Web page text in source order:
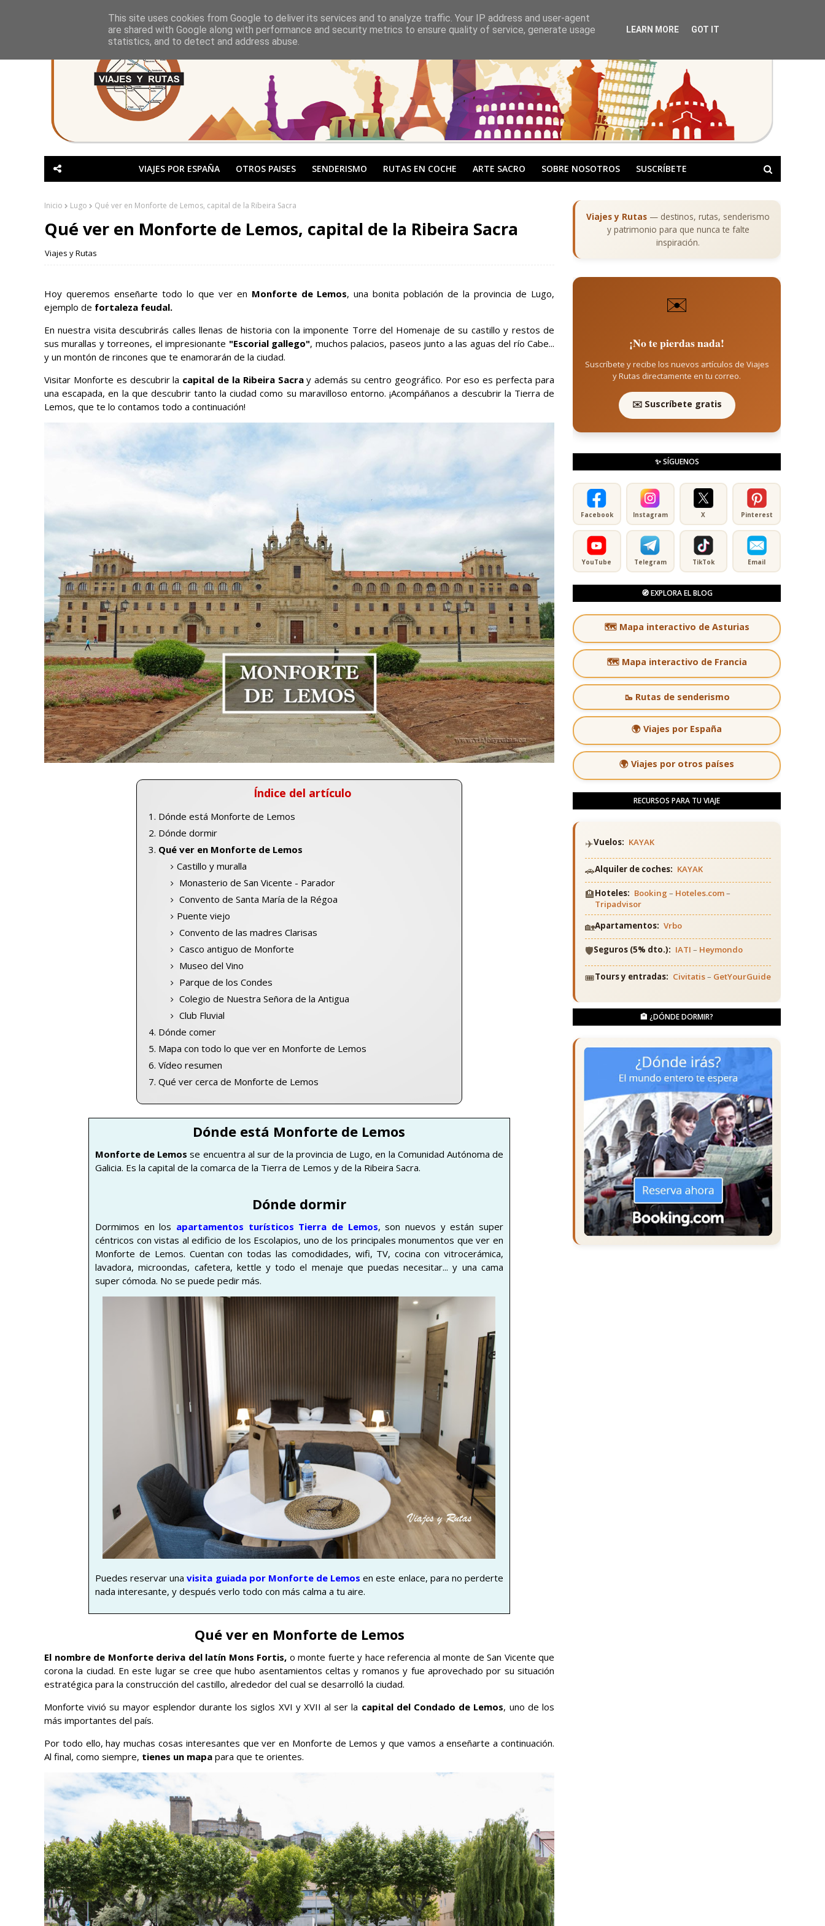
VIAJES POR ESPAÑA OTROS PAISES SENDERISMO RUTAS EN COCHE ARTE SACRO SOBRE NOSOTROS SUSCRÍBETE
Inicio Lugo Qué ver en Monforte de Lemos, capital de la Ribeira Sacra
Qué ver en Monforte de Lemos, capital de la Ribeira Sacra
Viajes y Rutas
Hoy queremos enseñarte todo lo que ver en Monforte de Lemos, una bonita población de la provincia de Lugo,
ejemplo de fortaleza feudal.
En nuestra visita descubrirás calles llenas de historia con la imponente Torre del Homenaje de su castillo y restos de
sus murallas y torreones, el impresionante "Escorial gallego", muchos palacios, paseos junto a las aguas del río Cabe...
y un montón de rincones que te enamorarán de la ciudad.
Visitar Monforte es descubrir la capital de la Ribeira Sacray además su centro geográfico. Por eso es perfecta para
una escapada, en la que descubrir tanto la ciudad como su maravilloso entorno. ¡Acompáñanos a descubrir la Tierra de
Lemos, que te lo contamos todo a continuación!
Índice del artículo
Dónde está Monforte de Lemos
Dónde dormir
Qué ver en Monforte de Lemos
Castillo y muralla
Monasterio de San Vicente - Parador
Convento de Santa María de la Régoa
Puente viejo
Convento de las madres Clarisas
Casco antiguo de Monforte
Museo del Vino
Parque de los Condes
Colegio de Nuestra Señora de la Antigua
Club Fluvial
Dónde comer
Mapa con todo lo que ver en Monforte de Lemos
Vídeo resumen
Qué ver cerca de Monforte de Lemos
Dónde está Monforte de Lemos
Monforte de Lemos se encuentra al sur de la provincia de Lugo, en la Comunidad Autónoma de
Galicia. Es la capital de la comarca de la Tierra de Lemos y de la Ribeira Sacra.
Dónde dormir
Dormimos en los apartamentos turísticos Tierra de Lemos, son nuevos y están super
céntricos con vistas al edificio de los Escolapios, uno de los principales monumentos que ver en
Monforte de Lemos. Cuentan con todas las comodidades, wifi, TV, cocina con vitrocerámica,
lavadora, microondas, cafetera, kettle y todo el menaje que puedas necesitar... y una cama
super cómoda. No se puede pedir más.
Puedes reservar unavisita guiada por Monforte de Lemos en este enlace, para no perderte
nada interesante, y después verlo todo con más calma a tu aire.
Qué ver en Monforte de Lemos
El nombre de Monforte deriva del latín Mons Fortis, o monte fuerte y hace referencia al monte de San Vicente que
corona la ciudad. En este lugar se cree que hubo asentamientos celtas y romanos y fue aprovechado por su situación
estratégica para la construcción del castillo, alrededor del cual se desarrolló la ciudad.
Monforte vivió su mayor esplendor durante los siglos XVI y XVII al ser la capital del Condado de Lemos, uno de los
más importantes del país.
Por todo ello, hay muchas cosas interesantes que ver en Monforte de Lemos y que vamos a enseñarte a continuación.
Al final, como siempre, tienes un mapa para que te orientes.
Viajes y Rutas — destinos, rutas, senderismo
y patrimonio para que nunca te falte
inspiración.
✉️
¡No te pierdas nada!
Suscríbete y recibe los nuevos artículos de Viajes
y Rutas directamente en tu correo.
✉️ Suscríbete gratis
✨ SÍGUENOS
Facebook Instagram X Pinterest
YouTube Telegram TikTok Email
🧭 EXPLORA EL BLOG
🗺️ Mapa interactivo de Asturias
🗺️ Mapa interactivo de Francia
🥾 Rutas de senderismo
🌍 Viajes por España
🌍 Viajes por otros países
RECURSOS PARA TU VIAJE
✈️Vuelos: KAYAK
🚗Alquiler de coches: KAYAK
🏨Hoteles: Booking – Hoteles.com–
Tripadvisor
🏡Apartamentos: Vrbo
🛡️Seguros (5% dto.): IATI – Heymondo
🎟️Tours y entradas: Civitatis– GetYourGuide
🏨 ¿DÓNDE DORMIR?
This site uses cookies from Google to deliver its services and to analyze traffic. Your IP address and user-agent
are shared with Google along with performance and security metrics to ensure quality of service, generate usage
statistics, and to detect and address abuse.
LEARN MORE GOT IT